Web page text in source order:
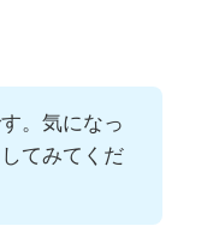
。気になっ
てみてくだ